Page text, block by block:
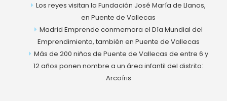
Los reyes visitan la Fundación José María de Llanos,
en Puente de Vallecas
Madrid Emprende conmemora el Día Mundial del
Emprendimiento, también en Puente de Vallecas
Más de 200 niños de Puente de Vallecas de entre 6 y
12 años ponen nombre a un área infantil del distrito:
Arcoíris